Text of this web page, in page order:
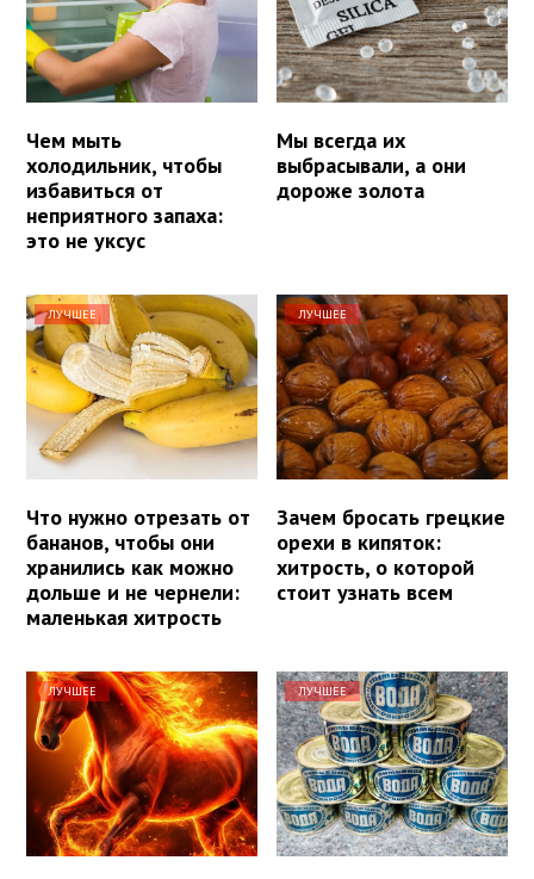
Чем мыть
холодильник, чтобы
избавиться от
неприятного запаха:
это не уксус
Мы всегда их
выбрасывали, а они
дороже золота
ЛУЧШЕЕ
Что нужно отрезать от
бананов, чтобы они
хранились как можно
дольше и не чернели:
маленькая хитрость
ЛУЧШЕЕ
Зачем бросать грецкие
орехи в кипяток:
хитрость, о которой
стоит узнать всем
ЛУЧШЕЕ ЛУЧШЕЕ